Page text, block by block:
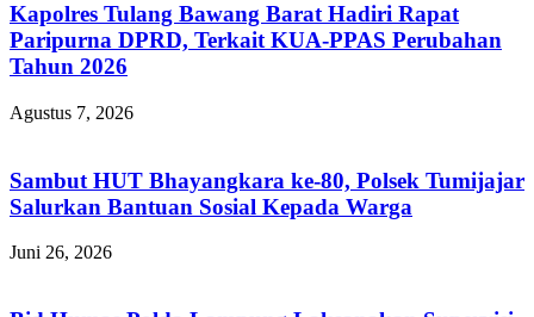
Kapolres Tulang Bawang Barat Hadiri Rapat
Paripurna DPRD, Terkait KUA-PPAS Perubahan
Tahun 2026
Agustus 7, 2026
Sambut HUT Bhayangkara ke-80, Polsek Tumijajar
Salurkan Bantuan Sosial Kepada Warga
Juni 26, 2026